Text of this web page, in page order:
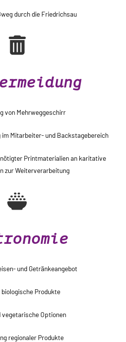
durch die Friedrichsau
von Mehrweggeschirr
Mitarbeiter- und Backstagebereich
Printmaterialien an karitative
zur Weiterverarbeitung
und Getränkeangebot
Produkte
vegetarische Optionen
regionaler Produkte